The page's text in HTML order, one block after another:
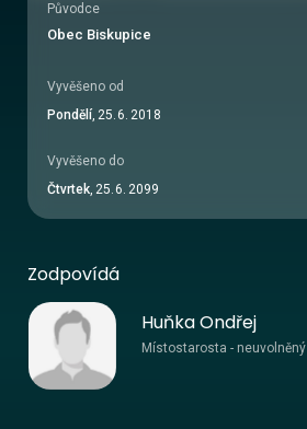
Původce
Obec Biskupice
Vyvěšeno od
Pondělí, 25. 6. 2018
Vyvěšeno do
Čtvrtek, 25. 6. 2099
Zodpovídá
Huňka Ondřej
Místostarosta - neuvolněný